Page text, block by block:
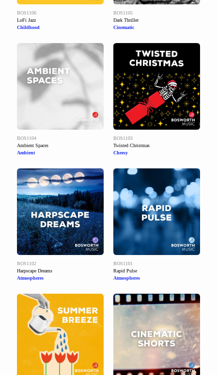
BOS1106
LoFi Jazz
Childhood
BOS1105
Dark Thriller
Cinematic
BOS1104
Ambient Spaces
Ambient
BOS1103
Twisted Christmas
Cheesy
BOS1102
Harpscape Dreams
Atmospheres
BOS1101
Rapid Pulse
Atmospheres